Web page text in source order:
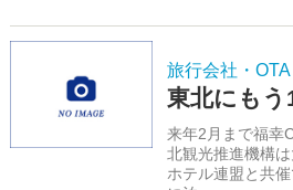
旅行会社・OTA
東北にもう
来年2月まで福
北観光推進機構
ホテル連盟と共